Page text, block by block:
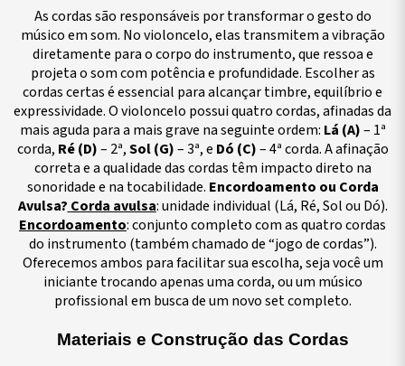
As cordas são responsáveis por transformar o gesto do
músico em som. No violoncelo, elas transmitem a vibração
diretamente para o corpo do instrumento, que ressoa e
projeta o som com potência e profundidade. Escolher as
cordas certas é essencial para alcançar timbre, equilíbrio e
expressividade. O violoncelo possui quatro cordas, afinadas da
mais aguda para a mais grave na seguinte ordem: Lá (A)– 1ª
corda, Ré (D)– 2ª,Sol (G)– 3ª, e Dó (C)– 4ª corda. A afinação
correta e a qualidade das cordas têm impacto direto na
sonoridade e na tocabilidade. Encordoamento ou Corda
Avulsa? Corda avulsa: unidade individual (Lá, Ré, Sol ou Dó).
Encordoamento: conjunto completo com as quatro cordas
do instrumento (também chamado de “jogo de cordas”).
Oferecemos ambos para facilitar sua escolha, seja você um
iniciante trocando apenas uma corda, ou um músico
profissional em busca de um novo set completo.
Materiais e Construção das Cordas